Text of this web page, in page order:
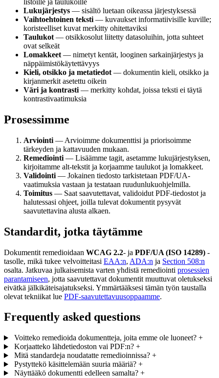
Lukujärjestys — sisältö luetaan oikeassa järjestyksessä
Vaihtoehtoinen teksti — kuvaukset informatiivisille kuville;
koristeelliset kuvat merkitty ohitettaviksi
Taulukot — otsikkosolut liitetty datasoluihin, jotta suhteet
ovat selkeät
Lomakkeet — nimetyt kentät, looginen sarkainjärjestys ja
näppäimistökäytettävyys
Kieli, otsikko ja metatiedot — dokumentin kieli, otsikko ja
kirjanmerkit asetettu oikein
Väri ja kontrasti — merkitty kohdat, joissa teksti ei täytä
kontrastivaatimuksia
Prosessimme
Arviointi — Arvioimme dokumenttisi ja priorisoimme
tärkeyden ja kattavuuden mukaan.
Remediointi — Lisäämme tagit, asetamme lukujärjestyksen,
kirjoitamme alt-tekstit ja korjaamme taulukot ja lomakkeet.
Validointi — Jokainen tiedosto tarkistetaan PDF/UA-
vaatimuksia vastaan ja testataan ruudunlukuohjelmilla.
Toimitus — Saat saavutettavat, validoidut PDF-tiedostot ja
halutessasi ohjeet, joilla tulevat dokumentit pysyvät
saavutettavina alusta alkaen.
Standardit, jotka täytämme
Dokumentit remedioidaan WCAG 2.2- ja PDF/UA (ISO 14289) -
tasolle, mikä tukee velvoitteitasi EAA:n, ADA:n ja Section 508:n
osalta. Jatkuvaa julkaisemista varten yhdistä remediointi prosessien
parantamiseen, jotta saavutettavat dokumentit muuttuvat oletukseksi
eivätkä jälkikäteisajatukseksi. Ymmärtääksesi tämän työn taustalla
olevat tekniikat lue PDF-saavutettavuusoppaamme.
Frequently asked questions
Voitteko remedioida dokumentteja, joita emme ole luoneet? +
Korjaatteko lähdetiedoston vai PDF:n? +
Mitä standardeja noudatatte remedioinnissa? +
Pystyttekö käsittelemään suuria määriä? +
Näyttääkö dokumentti edelleen samalta? +